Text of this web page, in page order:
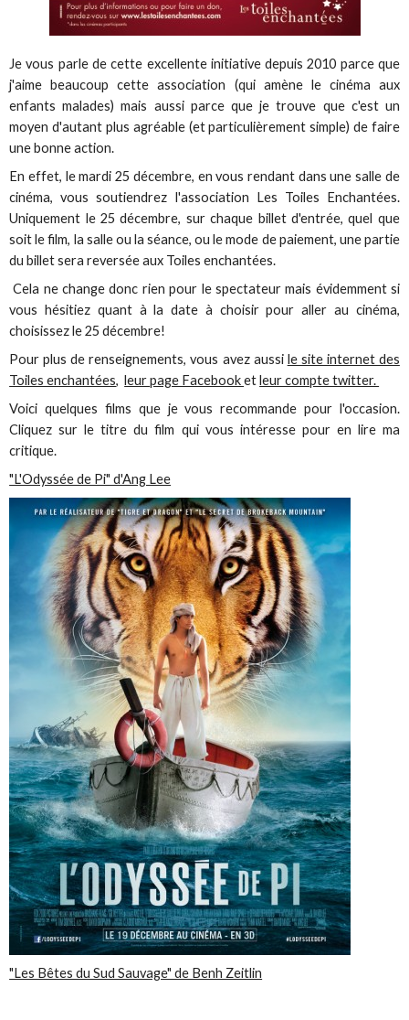
Je vous parle de cette excellente initiative depuis 2010 parce que
j'aime beaucoup cette association (qui amène le cinéma aux
enfants malades) mais aussi parce que je trouve que c'est un
moyen d'autant plus agréable (et particulièrement simple) de faire
une bonne action.
En effet, le mardi 25 décembre, en vous rendant dans une salle de
cinéma, vous soutiendrez l'association Les Toiles Enchantées.
Uniquement le 25 décembre, sur chaque billet d'entrée, quel que
soit le film, la salle ou la séance, ou le mode de paiement, une partie
du billet sera reversée aux Toiles enchantées.
Cela ne change donc rien pour le spectateur mais évidemment si
vous hésitiez quant à la date à choisir pour aller au cinéma,
choisissez le 25 décembre!
Pour plus de renseignements, vous avez aussi le site internet des
Toiles enchantées,leur page Facebooketleur compte twitter.
Voici quelques films que je vous recommande pour l'occasion.
Cliquez sur le titre du film qui vous intéresse pour en lire ma
critique.
"L'Odyssée de Pi" d'Ang Lee
"Les Bêtes du Sud Sauvage" de Benh Zeitlin